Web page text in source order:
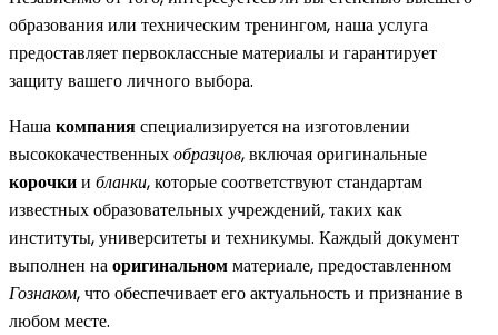
образования или техническим тренингом, наша услуга
предоставляет первоклассные материалы и гарантирует
защиту вашего личного выбора.
Нашакомпанияспециализируется на изготовлении
высококачественныхобразцов, включая оригинальные
корочкии бланки, которые соответствуют стандартам
известных образовательных учреждений, таких как
институты, университеты и техникумы. Каждый документ
выполнен наоригинальномматериале, предоставленном
Гознаком, что обеспечивает его актуальность и признание в
любом месте.